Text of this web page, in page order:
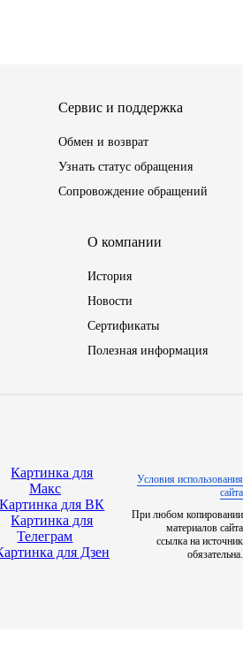
Сервис и поддержка
Обмен и возврат
Узнать статус обращения
Сопровождение обращений
О компании
История
Новости
Сертификаты
Полезная информация
Условия использования
сайта
При любом копировании
материалов сайта
ссылка на источник
обязательна.